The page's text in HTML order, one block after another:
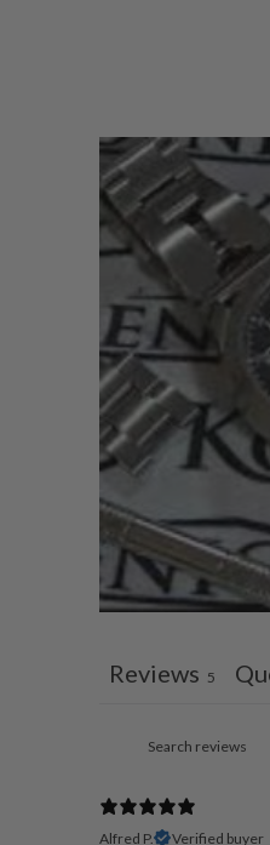
Reviews 5
Alfred P. Verified buyer